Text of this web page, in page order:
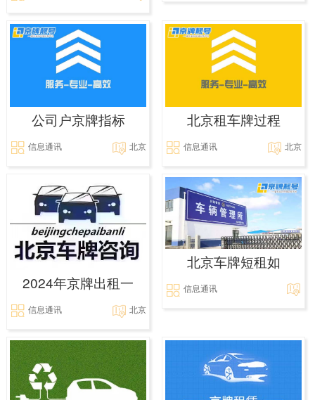
公司户京牌指标
信息通讯 北京
北京租车牌过程
信息通讯 北京
2024年京牌出租一
信息通讯 北京
北京车牌短租如
信息通讯